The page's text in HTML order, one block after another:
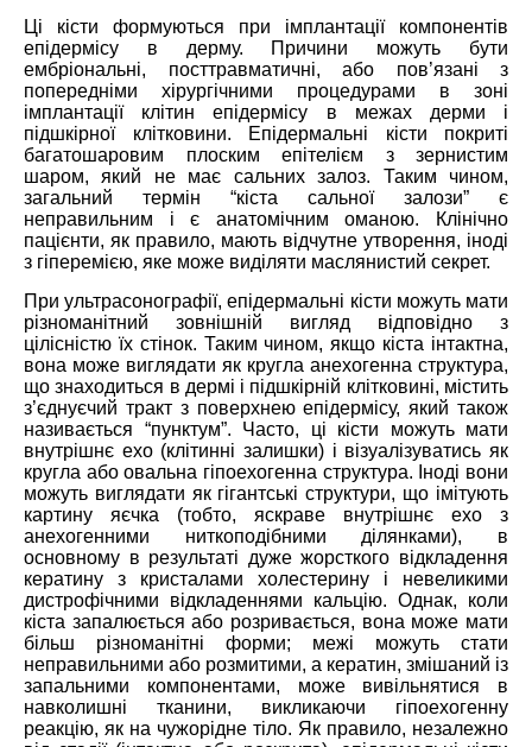
Ці кісти формуються при імплантації компонентів
епідермісу в дерму. Причини можуть бути
ембріональні, посттравматичні, або пов’язані з
попередніми хірургічними процедурами в зоні
імплантації клітин епідермісу в межах дерми і
підшкірної клітковини. Епідермальні кісти покриті
багатошаровим плоским епітелієм з зернистим
шаром, який не має сальних залоз. Таким чином,
загальний термін “кіста сальної залози” є
неправильним і є анатомічним оманою. Клінічно
пацієнти, як правило, мають відчутне утворення, іноді
з гіперемією, яке може виділяти маслянистий секрет.
При ультрасонографії, епідермальні кісти можуть мати
різноманітний зовнішній вигляд відповідно з
цілісністю їх стінок. Таким чином, якщо кіста інтактна,
вона може виглядати як кругла анехогенна структура,
що знаходиться в дермі і підшкірній клітковині, містить
з’єднуєчий тракт з поверхнею епідермісу, який також
називається “пунктум”. Часто, ці кісти можуть мати
внутрішнє ехо (клітинні залишки) і візуалізуватись як
кругла або овальна гіпоехогенна структура. Іноді вони
можуть виглядати як гігантські структури, що імітують
картину яєчка (тобто, яскраве внутрішнє ехо з
анехогенними ниткоподібними ділянками), в
основному в результаті дуже жорсткого відкладення
кератину з кристалами холестерину і невеликими
дистрофічними відкладеннями кальцію. Однак, коли
кіста запалюється або розривається, вона може мати
більш різноманітні форми; межі можуть стати
неправильними або розмитими, а кератин, змішаний із
запальними компонентами, може вивільнятися в
навколишні тканини, викликаючи гіпоехогенну
реакцію, як на чужорідне тіло. Як правило, незалежно